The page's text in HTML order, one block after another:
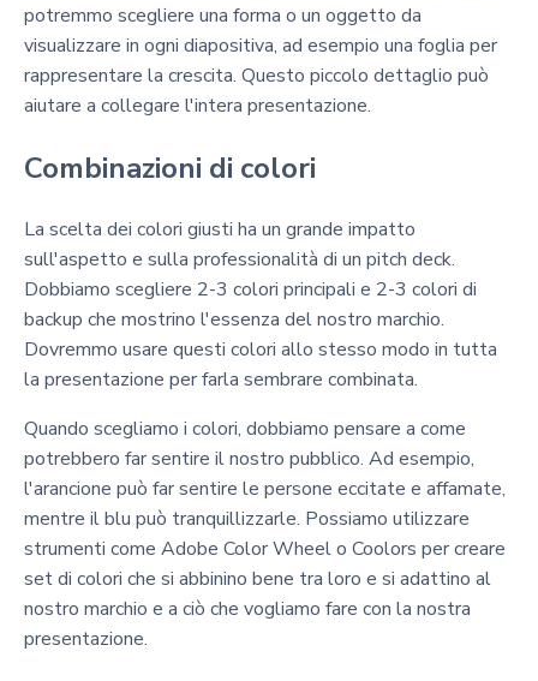
potremmo scegliere una forma o un oggetto da
visualizzare in ogni diapositiva, ad esempio una foglia per
rappresentare la crescita. Questo piccolo dettaglio può
aiutare a collegare l'intera presentazione.
Combinazioni di colori
La scelta dei colori giusti ha un grande impatto
sull'aspetto e sulla professionalità di un pitch deck.
Dobbiamo scegliere 2-3 colori principali e 2-3 colori di
backup che mostrino l'essenza del nostro marchio.
Dovremmo usare questi colori allo stesso modo in tutta
la presentazione per farla sembrare combinata.
Quando scegliamo i colori, dobbiamo pensare a come
potrebbero far sentire il nostro pubblico. Ad esempio,
l'arancione può far sentire le persone eccitate e affamate,
mentre il blu può tranquillizzarle. Possiamo utilizzare
strumenti come Adobe Color Wheel o Coolors per creare
set di colori che si abbinino bene tra loro e si adattino al
nostro marchio e a ciò che vogliamo fare con la nostra
presentazione.